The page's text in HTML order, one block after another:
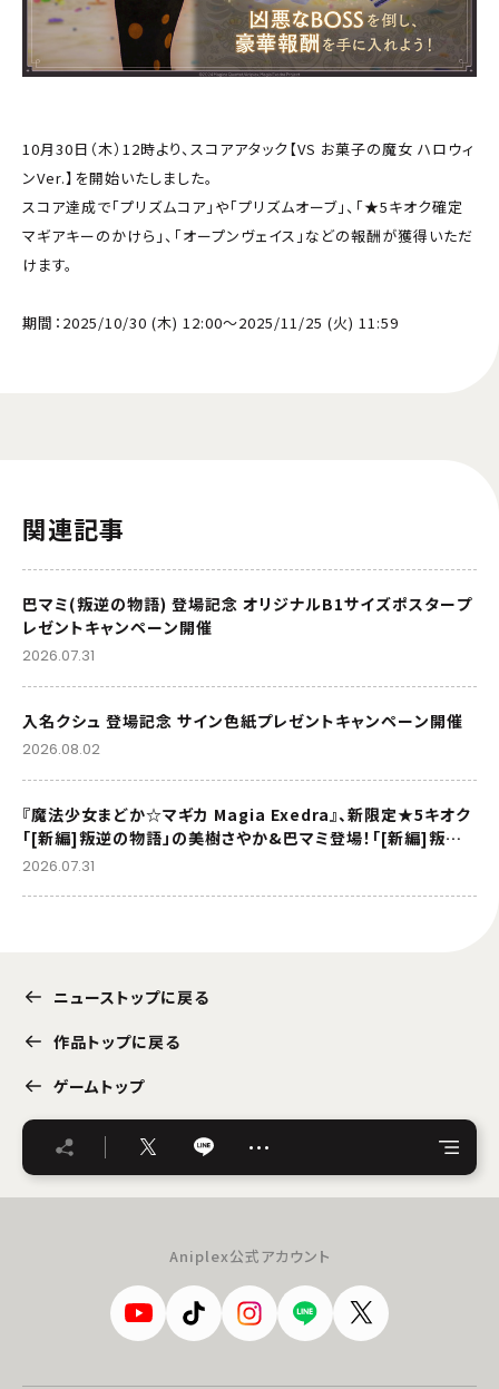
10月30日（木）12時より、スコアアタック【VS お菓子の魔女 ハロウィ
ンVer.】を開始いたしました。
スコア達成で「プリズムコア」や「プリズムオーブ」、「★5キオク確定
マギアキーのかけら」、「オープンヴェイス」などの報酬が獲得いただ
けます。
期間：2025/10/30 (木) 12:00～2025/11/25 (火) 11:59
関連記事
巴マミ(叛逆の物語) 登場記念 オリジナルB1サイズポスタープ
レゼントキャンペーン開催
2026.07.31
入名クシュ 登場記念 サイン色紙プレゼントキャンペーン開催
2026.08.02
『魔法少女まどか☆マギカ Magia Exedra』、新限定★5キオク
「[新編]叛逆の物語」の美樹さやか&巴マミ登場！「[新編]叛逆
の物語」リバイバル上映記念でマギカストーン最大9,000個も
2026.07.31
ニューストップに戻る
作品トップに戻る
ゲームトップ
…
Aniplex公式アカウント